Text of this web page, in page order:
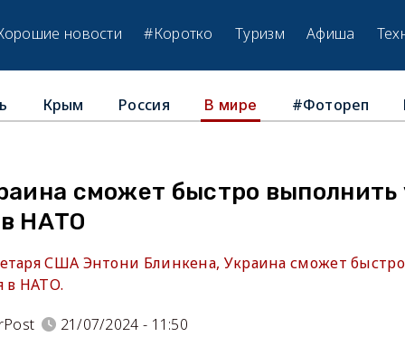
новости #Коротко Туризм Афиша
Крым Россия В мире #Фотореп
сможет быстро выполнить
НАТО
США Энтони Блинкена, Украина сможет
в НАТО.
21/07/2024 - 11:50